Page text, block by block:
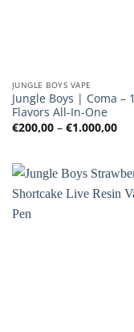
JUNGLE BOYS VAPE
Jungle Boys | Coma –
Flavors All-In-One
€200,00 – €1.000,00